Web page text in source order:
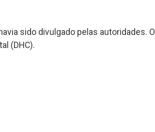
sido divulgado pelas autoridades. O
(DHC).